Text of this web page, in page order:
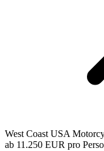
West Coast USA
ab 11.250 EUR pro